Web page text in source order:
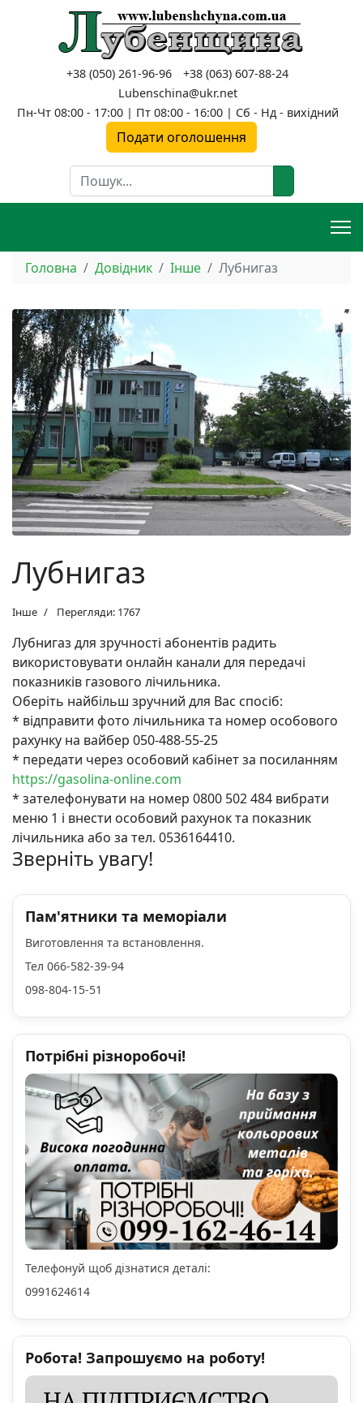
+38 (050) 261-96-96
+38 (063) 607-88-24
Lubenschina@ukr.net
Пн-Чт 08:00 - 17:00 | Пт 08:00 - 16:00 | Сб - Нд - вихідний
Подати оголошення
Пошук
Головна Довідник Інше Лубнигаз
Лубнигаз
Інше Перегляди: 1767
Лубнигаз для зручності абонентів радить
використовувати онлайн канали для передачі
показників газового лічильника.
Оберіть найбільш зручний для Вас спосіб:
* відправити фото лічильника та номер особового
рахунку на вайбер 050-488-55-25
* передати через особовий кабінет за посиланням
https://gasolina-online.com
* зателефонувати на номер 0800 502 484 вибрати
меню 1 і внести особовий рахунок та показник
лічильника або за тел. 0536164410.
Зверніть увагу!
Пам'ятники та меморіали
Виготовлення та встановлення.
Тел 066-582-39-94
098-804-15-51
Потрібні різноробочі!
Телефонуй щоб дізнатися деталі:
0991624614
Робота! Запрошуємо на роботу!